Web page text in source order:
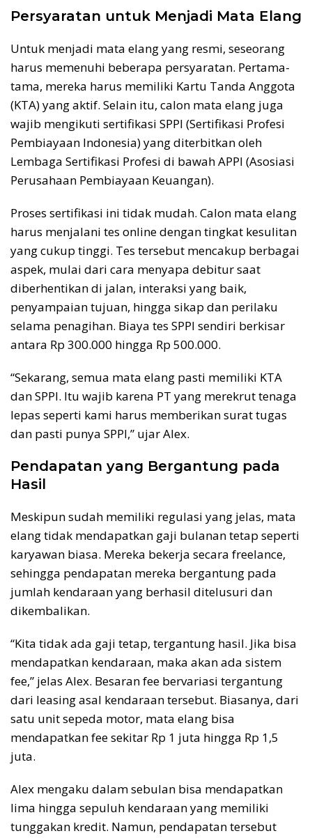
Persyaratan untuk Menjadi Mata Elang
Untuk menjadi mata elang yang resmi, seseorang
harus memenuhi beberapa persyaratan. Pertama-
tama, mereka harus memiliki Kartu Tanda Anggota
(KTA) yang aktif. Selain itu, calon mata elang juga
wajib mengikuti sertifikasi SPPI (Sertifikasi Profesi
Pembiayaan Indonesia) yang diterbitkan oleh
Lembaga Sertifikasi Profesi di bawah APPI (Asosiasi
Perusahaan Pembiayaan Keuangan).
Proses sertifikasi ini tidak mudah. Calon mata elang
harus menjalani tes online dengan tingkat kesulitan
yang cukup tinggi. Tes tersebut mencakup berbagai
aspek, mulai dari cara menyapa debitur saat
diberhentikan di jalan, interaksi yang baik,
penyampaian tujuan, hingga sikap dan perilaku
selama penagihan. Biaya tes SPPI sendiri berkisar
antara Rp 300.000 hingga Rp 500.000.
“Sekarang, semua mata elang pasti memiliki KTA
dan SPPI. Itu wajib karena PT yang merekrut tenaga
lepas seperti kami harus memberikan surat tugas
dan pasti punya SPPI,” ujar Alex.
Pendapatan yang Bergantung pada
Hasil
Meskipun sudah memiliki regulasi yang jelas, mata
elang tidak mendapatkan gaji bulanan tetap seperti
karyawan biasa. Mereka bekerja secara freelance,
sehingga pendapatan mereka bergantung pada
jumlah kendaraan yang berhasil ditelusuri dan
dikembalikan.
“Kita tidak ada gaji tetap, tergantung hasil. Jika bisa
mendapatkan kendaraan, maka akan ada sistem
fee,” jelas Alex. Besaran fee bervariasi tergantung
dari leasing asal kendaraan tersebut. Biasanya, dari
satu unit sepeda motor, mata elang bisa
mendapatkan fee sekitar Rp 1 juta hingga Rp 1,5
juta.
Alex mengaku dalam sebulan bisa mendapatkan
lima hingga sepuluh kendaraan yang memiliki
tunggakan kredit. Namun, pendapatan tersebut